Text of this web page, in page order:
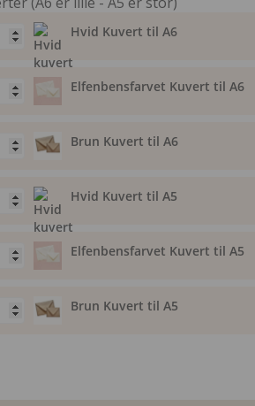
Hvid Kuvert til A6
Elfenbensfarvet Kuvert til A6
Brun Kuvert til A6
Hvid Kuvert til A5
Elfenbensfarvet Kuvert til A5
Brun Kuvert til A5